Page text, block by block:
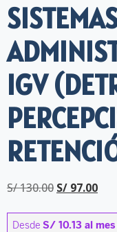
IGV
S/130.00 S/ 97.00